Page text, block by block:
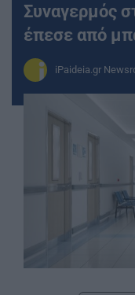
Συναγερμός
έπεσε από
iPaideia.gr